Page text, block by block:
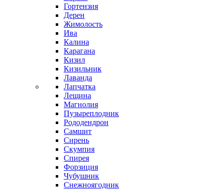
Гортензия
Дерен
Жимолость
Ива
Калина
Карагана
Кизил
Кизильник
Лаванда
Лапчатка
Лещина
Магнолия
Пузыреплодник
Рододендрон
Самшит
Сирень
Скумпия
Спирея
Форзиция
Чубушник
Снежноягодник